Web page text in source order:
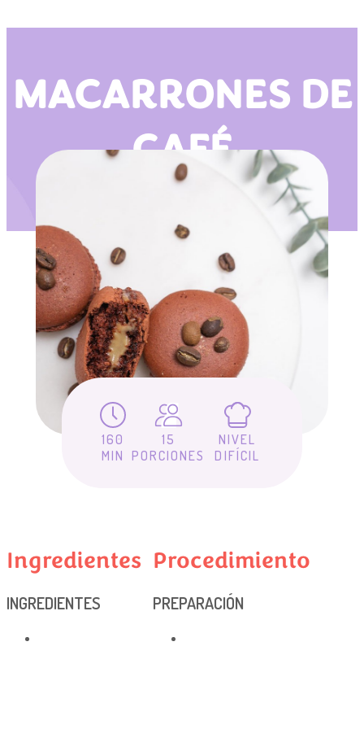
MACARRONES DE
CAFÉ
160
MIN
15
PORCIONES
NIVEL
DIFÍCIL
Ingredientes
INGREDIENTES
Procedimiento
PREPARACIÓN